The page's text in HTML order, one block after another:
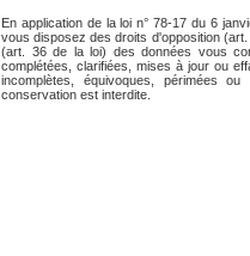
En application de la loi n° 78-17 du 6
vous disposez des droits d'opposition
(art. 36 de la loi) des données vous
complétées, clarifiées, mises à jour ou
incomplètes, équivoques, périmées
conservation est interdite.